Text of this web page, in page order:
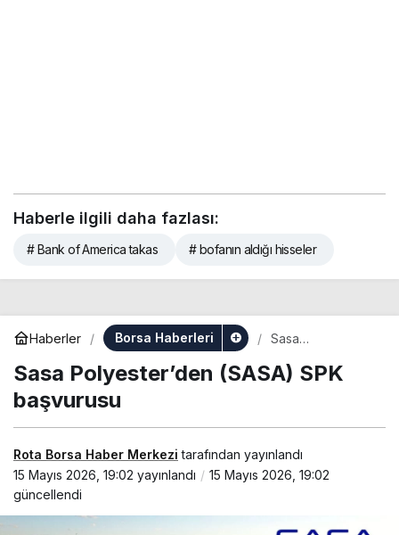
Haberle ilgili daha fazlası:
# Bank of America takas # bofanın aldığı hisseler
Haberler Borsa Haberleri
Sasa
(SASA) SPK
başvurusu
Sasa Polyester’den (SASA) SPK
başvurusu
Rota Borsa Haber Merkezi tarafından yayınlandı
15 Mayıs 2026, 19:02 yayınlandı
15 Mayıs 2026, 19:02
güncellendi